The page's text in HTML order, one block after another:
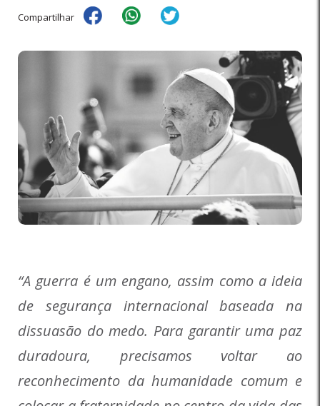
Compartilhar
“A guerra é um engano, assim como a ideia
de segurança internacional baseada na
dissuasão do medo. Para garantir uma paz
duradoura, precisamos voltar ao
reconhecimento da humanidade comum e